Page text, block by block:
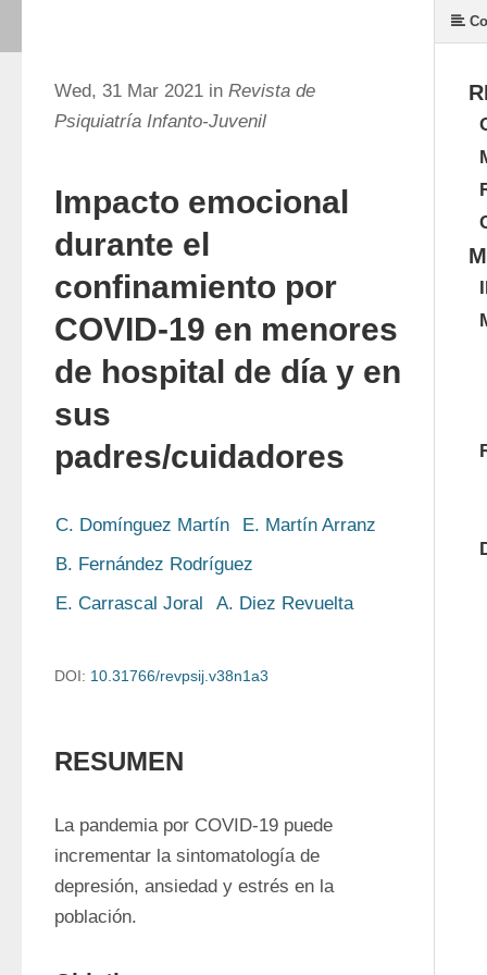
Wed, 31 Mar 2021 in Revista de
Psiquiatría Infanto-Juvenil
Impacto emocional
durante el
confinamiento por
COVID-19 en menores
de hospital de día y en
sus
padres/cuidadores
C. Domínguez Martín
E. Martín Arranz
B. Fernández Rodríguez
E. Carrascal Joral
A. Diez Revuelta
DOI: 10.31766/revpsij.v38n1a3
RESUMEN
La pandemia por COVID-19 puede
incrementar la sintomatología de
depresión, ansiedad y estrés en la
población.